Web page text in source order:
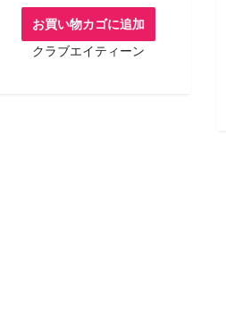
お買い物カゴに追加
クラブエイティーン